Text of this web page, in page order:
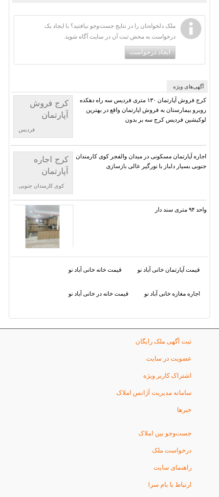
ملک دلخواه‌تان را در نتایج جست‌وجو نیافتید؟ با ایجاد یک
درخواست به محض ثبت آن در سایت آگاه شوید.
ایجاد درخواست
آگهی‌های ویژه
کرج فروش
آپارتمان
فردیس
کرج فروش آپارتمان ۱۳۰ متری فردیس سه راه دهکده
روبرو بیمارستان به فروش اپارتمان واقع در بهترین
لوکیشین فردیس کرج سه بر بدون
کرج اجاره
آپارتمان
کوی کارمندان جنوبی
اجاره آپارتمان مسکونی در میدان والفجر کوی کارمندان
جنوبی بسیار دلباز با نورگیر عالی بازسازی
واحد ۹۴ متری سند دار
قیمت آپارتمان خانی آباد نو قیمت خانه خانی آباد نو
اجاره مغازه خانی آباد نو قیمت خانه در خانی آباد نو
ثبت آگهی ملک رایگان
عضویت در سایت
اشتراک کاربر ویژه
سامانه مدیریت آژانس املاک
خبرها
جست‌وجو بین املاک
درخواست ملک
راهنمای سایت
ارتباط با بام سرا